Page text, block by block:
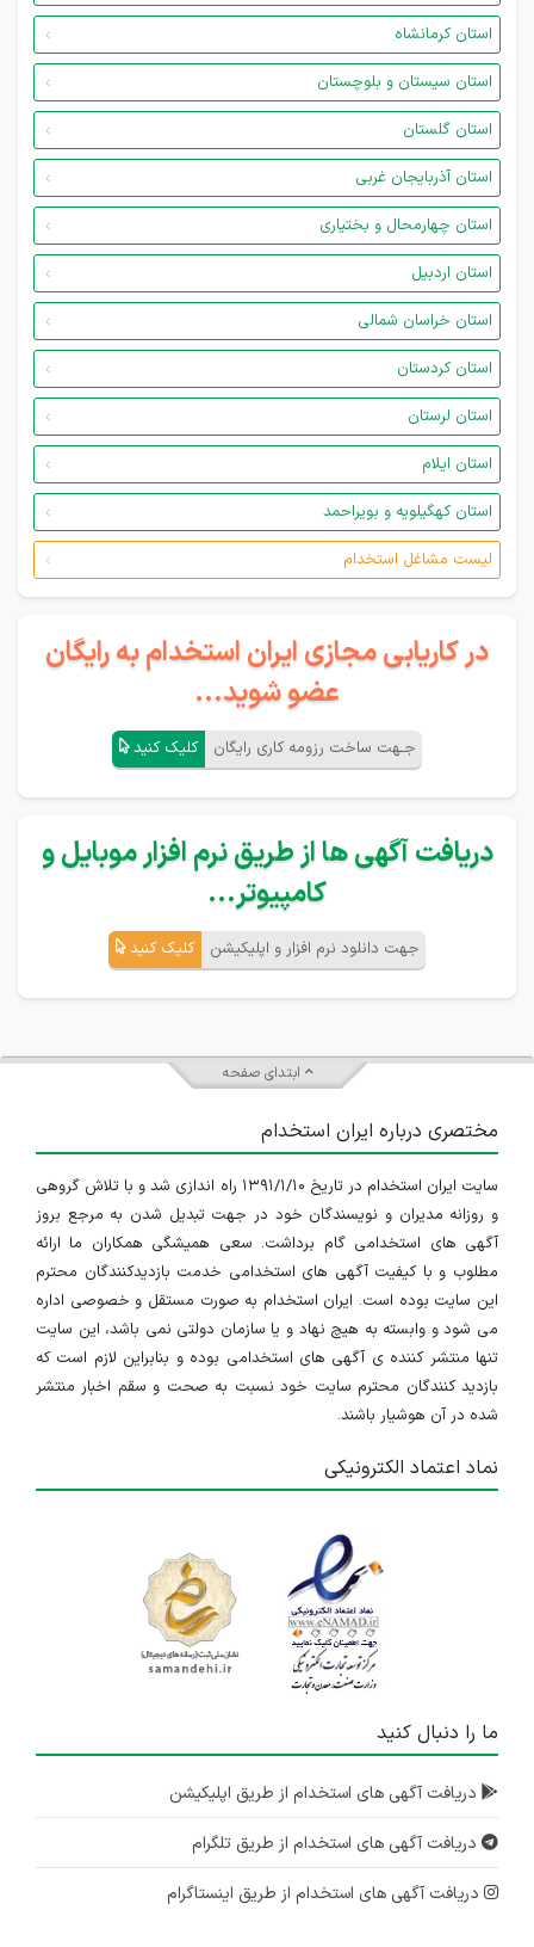
استان کرمانشاه
استان سیستان و بلوچستان
استان گلستان
استان آذربایجان غربی
استان چهارمحال و بختیاری
استان اردبیل
استان خراسان شمالی
استان کردستان
استان لرستان
استان ایلام
استان کهگیلویه و بویراحمد
لیست مشاغل استخدام
در کاریابی مجازی ایران استخدام به رایگان
عضو شوید...
جـهت ساخت رزومه کاری رایگان کلیک کنید
دریافت آگهی ها از طریق نرم افزار موبایل و
کامپیوتر...
جهت دانلود نرم افزار و اپلیکیشن کلیک کنید
ابتدای صفحه
مختصری درباره ایران استخدام
سایت ایران استخدام در تاریخ ۱۳۹۱/۱/۱۰ راه اندازی شد و با تلاش گروهی
و روزانه مدیران و نویسندگان خود در جهت تبدیل شدن به مرجع بروز
آگهی های استخدامی گام برداشت. سعی همیشگی همکاران ما ارائه
مطلوب و با کیفیت آگهی های استخدامی خدمت بازدیدکنندگان محترم
این سایت بوده است. ایران استخدام به صورت مستقل و خصوصی اداره
می شود و وابسته به هیچ نهاد و یا سازمان دولتی نمی باشد، این سایت
تنها منتشر کننده ی آگهی های استخدامی بوده و بنابراین لازم است که
بازدید کنندگان محترم سایت خود نسبت به صحت و سقم اخبار منتشر
شده در آن هوشیار باشند.
نماد اعتماد الکترونیکی
ما را دنبال کنید
دریافت آگهی های استخدام از طریق اپلیکیشن
دریافت آگهی های استخدام از طریق تلگرام
دریافت آگهی های استخدام از طریق اینستاگرام